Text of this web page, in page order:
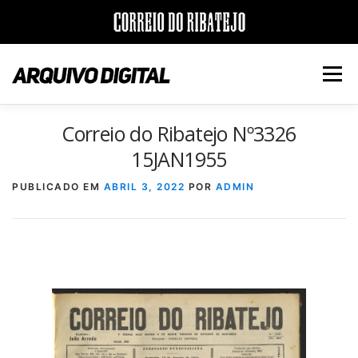
para
conteúdo
Menu
JORNAIS DÉCADAS
VERSÃO PDF E IMPRESSÃO
Correio do Ribatejo Nº3326
15JAN1955
PUBLICADO EM ABRIL 3, 2022 POR ADMIN